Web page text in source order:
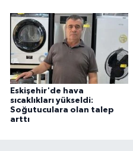
Eskişehir'de hava
sıcaklıkları yükseldi:
Soğutuculara olan talep
arttı